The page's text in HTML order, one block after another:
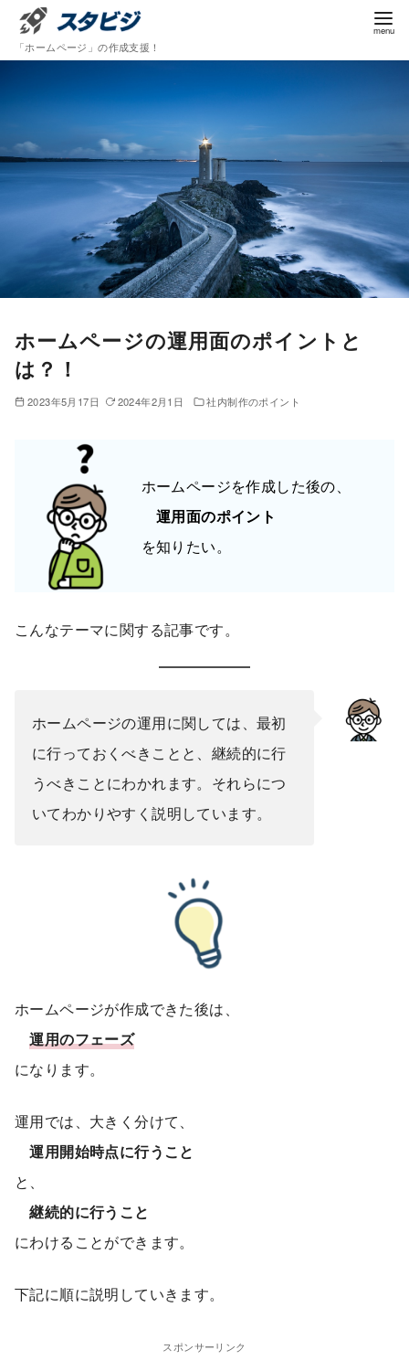
テ
移
動
「ホームページ」の作成支援！
ホームページの運用面のポイントと
は？！
2023年5月17日 2024年2月1日 社内制作のポイント
ホームページを作成した後の、
運用面のポイント
を知りたい。
こんなテーマに関する記事です。
ホームページの運用に関しては、最初
に行っておくべきことと、継続的に行
うべきことにわかれます。それらにつ
いてわかりやすく説明しています。
ホームページが作成できた後は、
運用のフェーズ
になります。
運用では、大きく分けて、
運用開始時点に行うこと
と、
継続的に行うこと
にわけることができます。
下記に順に説明していきます。
スポンサーリンク